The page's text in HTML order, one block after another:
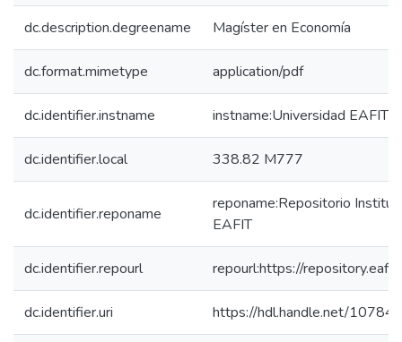
dc.description.degreename Magíster en Economía
dc.format.mimetype application/pdf
dc.identifier.instname instname:Universidad EAFIT
dc.identifier.local 338.82 M777
dc.identifier.reponame
reponame:Repositorio
EAFIT
dc.identifier.repourl repourl:https://
dc.identifier.uri https://hdl.handle.net/